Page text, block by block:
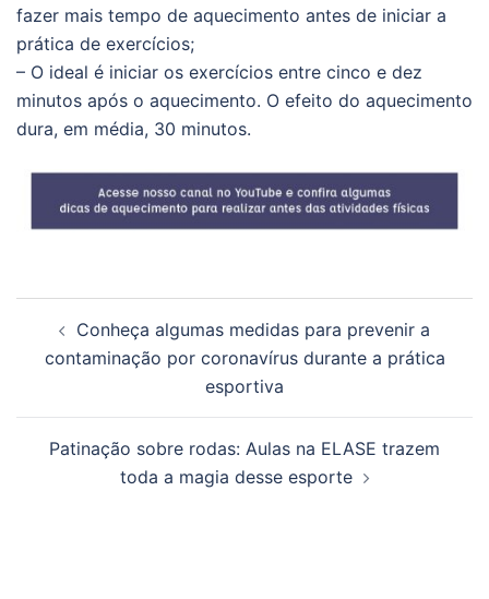
fazer mais tempo de aquecimento antes de iniciar a
prática de exercícios;
– O ideal é iniciar os exercícios entre cinco e dez
minutos após o aquecimento. O efeito do aquecimento
dura, em média, 30 minutos.
posts
Conheça algumas medidas para prevenir a
contaminação por coronavírus durante a prática
esportiva
Patinação sobre rodas: Aulas na ELASE trazem
toda a magia desse esporte